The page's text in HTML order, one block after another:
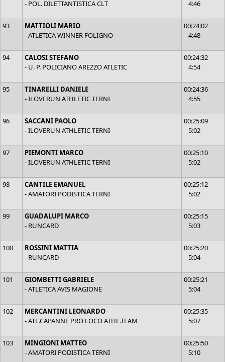
- POL. DILETTANTISTICA CLT
4:46
93
MATTIOLI MARIO
- ATLETICA WINNER FOLIGNO
00:24:02
4:48
94
CALOSI STEFANO
- U. P. POLICIANO AREZZO ATLETIC
00:24:32
4:54
95
TINARELLI DANIELE
- ILOVERUN ATHLETIC TERNI
00:24:36
4:55
96
SACCANI PAOLO
- ILOVERUN ATHLETIC TERNI
00:25:09
5:02
97
PIEMONTI MARCO
- ILOVERUN ATHLETIC TERNI
00:25:10
5:02
98
CANTILE EMANUEL
- AMATORI PODISTICA TERNI
00:25:12
5:02
99
GUADALUPI MARCO
- RUNCARD
00:25:15
5:03
100
ROSSINI MATTIA
- RUNCARD
00:25:20
5:04
101
GIOMBETTI GABRIELE
- ATLETICA AVIS MAGIONE
00:25:21
5:04
102
MERCANTINI LEONARDO
- ATL.CAPANNE PRO LOCO ATHL.TEAM
00:25:35
5:07
103
MINGIONI MATTEO
- AMATORI PODISTICA TERNI
00:25:50
5:10